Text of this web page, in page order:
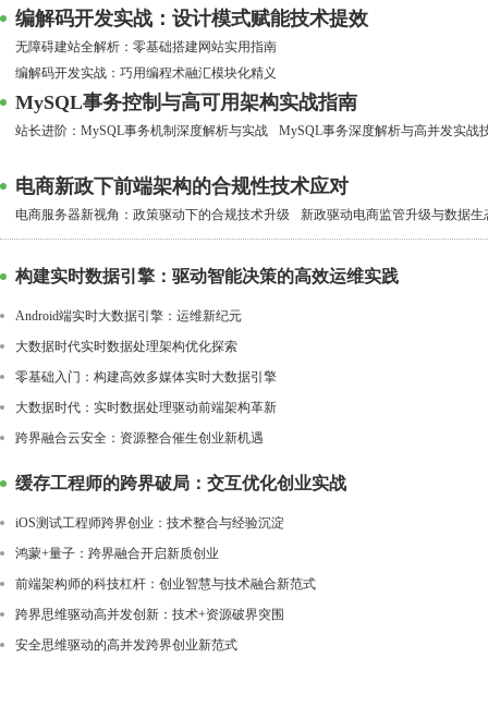
编解码开发实战：设计模式赋能技术提效
无障碍建站全解析：零基础搭建网站实用指南
编解码开发实战：巧用编程术融汇模块化精义
MySQL事务控制与高可用架构实战指南
站长进阶：MySQL事务机制深度解析与实战 MySQL事务深度解析与高并发实战
电商新政下前端架构的合规性技术应对
电商服务器新视角：政策驱动下的合规技术升级 新政驱动电商监管升级与数据生
构建实时数据引擎：驱动智能决策的高效运维实践
Android端实时大数据引擎：运维新纪元
大数据时代实时数据处理架构优化探索
零基础入门：构建高效多媒体实时大数据引擎
大数据时代：实时数据处理驱动前端架构革新
跨界融合云安全：资源整合催生创业新机遇
缓存工程师的跨界破局：交互优化创业实战
iOS测试工程师跨界创业：技术整合与经验沉淀
鸿蒙+量子：跨界融合开启新质创业
前端架构师的科技杠杆：创业智慧与技术融合新范式
跨界思维驱动高并发创新：技术+资源破界突围
安全思维驱动的高并发跨界创业新范式